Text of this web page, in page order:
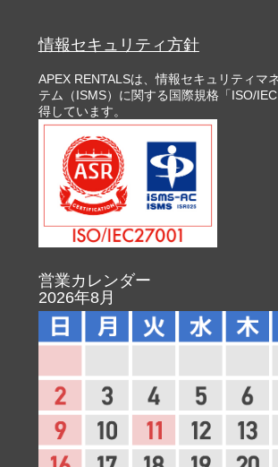
情報セキュリティ方針
APEX RENTALSは、情報セキュリティマ
テム（ISMS）に関する国際規格「ISO/
得しています。
営業カレンダー
2026年8月